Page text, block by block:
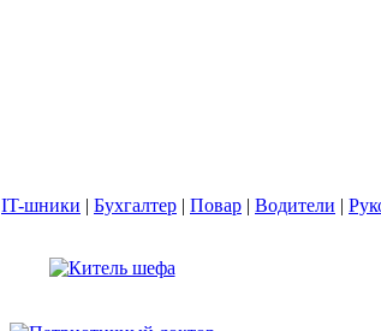
IT-шники | Бухгалтер | Повар | Водители |